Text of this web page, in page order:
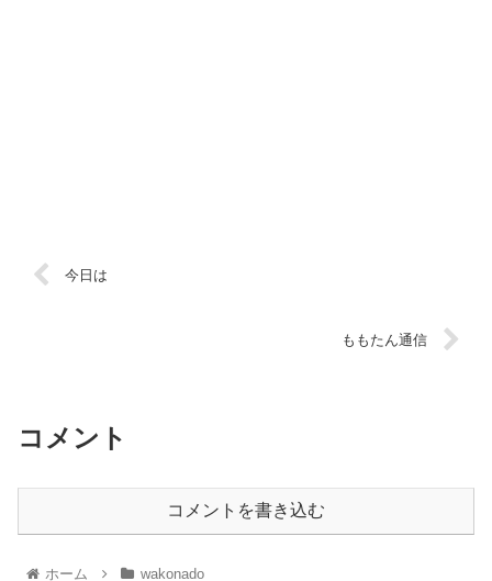
今日は
ももたん通信
コメント
コメントを書き込む
ホーム wakonado